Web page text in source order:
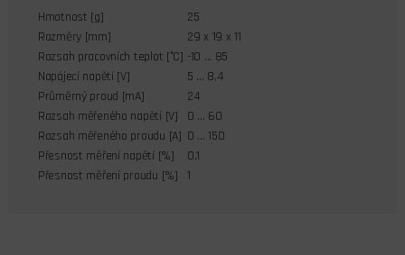
Hmotnost [g]
25
Rozměry [mm]
29 x 19 x 11
Rozsah pracovních teplot [°C] -10 ... 85
Napájecí napětí [V]
5 ... 8,4
Průměrný proud [mA]
24
Rozsah měřeného napětí [V]
0 ... 60
Rozsah měřeného proudu [A] 0 ... 150
Přesnost měření napětí [%]
0,1
Přesnost měření proudu [%]
1